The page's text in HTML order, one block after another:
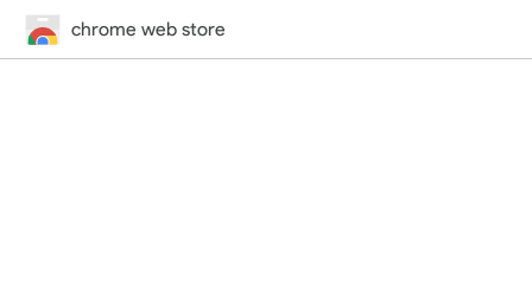
chrome web store